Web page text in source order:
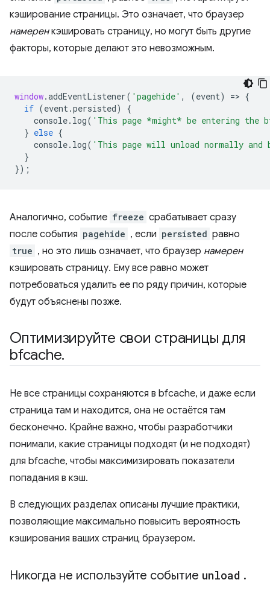
кэширование страницы. Это означает, что браузер
намеренкэшировать страницу, но могут быть другие
факторы, которые делают это невозможным.
window.addEventListener( 'pagehide' , (event) => {
if (event.persisted)
{
console. log( 'This page *might* be entering the
} else {
console. log( 'This page will unload normally and
}
});
Аналогично, событие freeze срабатывает сразу
после события pagehide , если persisted равно
true , но это лишь означает, что браузер намерен
кэшировать страницу. Ему все равно может
потребоваться удалить ее по ряду причин, которые
будут объяснены позже.
Оптимизируйте свои страницы для
bfcache.
Не все страницы сохраняются в bfcache, и даже если
страница там и находится, она не остаётся там
бесконечно. Крайне важно, чтобы разработчики
понимали, какие страницы подходят (и не подходят)
для bfcache, чтобы максимизировать показатели
попадания в кэш.
В следующих разделах описаны лучшие практики,
позволяющие максимально повысить вероятность
кэширования ваших страниц браузером.
Никогда не используйте событие unload .